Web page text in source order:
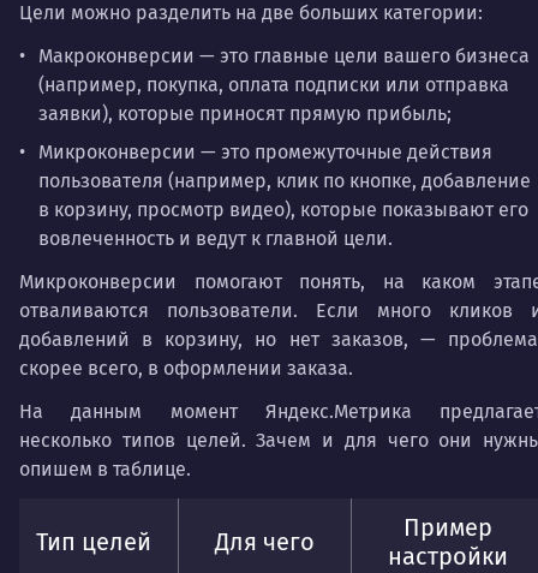
Цели можно разделить на две больших категории:
Макроконверсии — это главные цели вашего бизнеса
(например, покупка, оплата подписки или отправка
заявки), которые приносят прямую прибыль;
Микроконверсии — это промежуточные действия
пользователя (например, клик по кнопке, добавление
в корзину, просмотр видео), которые показывают его
вовлеченность и ведут к главной цели.
Микроконверсии помогают понять, на каком
отваливаются пользователи. Если много кликов
добавлений в корзину, но нет заказов, —
скорее всего, в оформлении заказа.
На данным момент Яндекс.Метрика
несколько типов целей. Зачем и для чего они
опишем в таблице.
Тип целей Для чего
Пример
настройки